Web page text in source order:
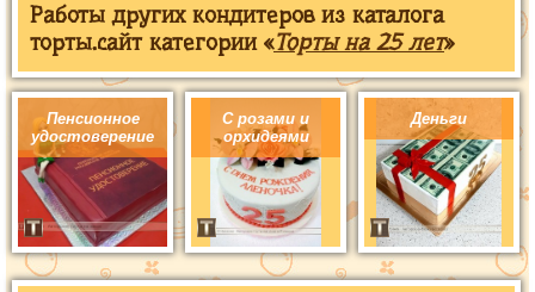
Работы других кондитеров из каталога
торты.сайт категории «Торты на 25 лет»
Пенсионное
удостоверение
С розами и
орхидеями
Деньги